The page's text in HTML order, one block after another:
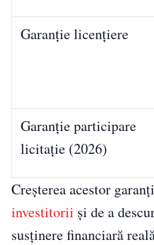
Garanție licențiere
Garanție participare
licitație (2026)
Creșterea acestor
investitorii și de a
susținere financiară